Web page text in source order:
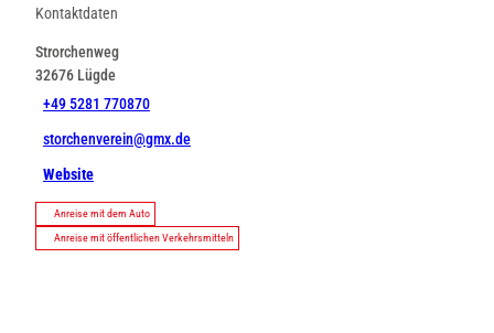
Kontaktdaten
Strorchenweg
32676 Lügde
+49 5281 770870
storchenverein@gmx.de
Website
Anreise mit dem Auto
Anreise mit öffentlichen Verkehrsmitteln